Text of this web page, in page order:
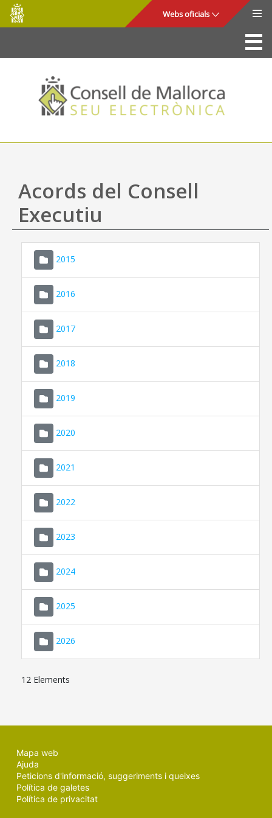
Salta al contingut principal
Consell
de
Mallorca
Webs oficials
La Seu
Consell de Mallorca
Accés i seguretat
Utilitats
Ajuda
Acords del Consell
Executiu
2015
2016
2017
2018
2019
2020
2021
2022
2023
2024
2025
2026
12 Elements
Mapa web
Ajuda
Peticions d'informació, suggeriments i queixes
Política de galetes
Política de privacitat